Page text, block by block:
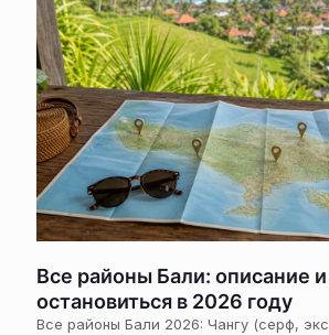
Все районы Бали: описание
остановиться в 2026 году
Все районы Бали 2026: Чангу (серф,